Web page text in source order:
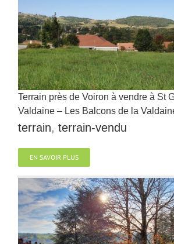
Terrain près de Voiron à vendre à St
Valdaine – Les Balcons de la
terrain, terrain-vendu
EN SAVOIR PLUS